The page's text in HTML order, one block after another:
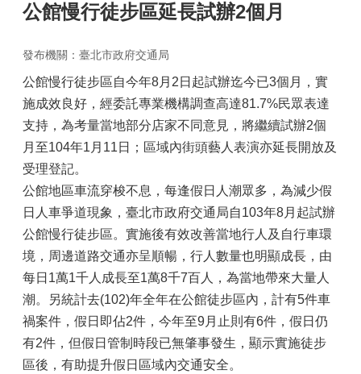
公館慢行徒步區延長試辦2個月
發布機關：臺北市政府交通局
公館慢行徒步區自今年8月2日起試辦迄今已3個月，實
施成效良好，經委託專業機構調查高達81.7%民眾表達
支持，為考量當地部分店家不同意見，將繼續試辦2個
月至104年1月11日；區域內街頭藝人表演亦延長開放及
受理登記。
公館地區車流穿梭不息，每逢假日人潮眾多，為減少假
日人車爭道現象，臺北市政府交通局自103年8月起試辦
公館慢行徒步區。實施後有效改善當地行人及自行車環
境，周邊道路交通亦呈順暢，行人數量也明顯成長，由
每日1萬1千人成長至1萬8千7百人，為當地帶來大量人
潮。另統計去(102)年全年在公館徒步區內，計有5件車
禍案件，假日即佔2件，今年至9月止則有6件，假日仍
有2件，但假日管制時段已無肇事發生，顯示實施徒步
區後，有助提升假日區域內交通安全。